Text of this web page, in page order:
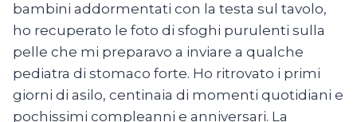
bambini addormentati con la testa sul tavolo,
ho recuperato le foto di sfoghi purulenti sulla
pelle che mi preparavo a inviare a qualche
pediatra di stomaco forte. Ho ritrovato i primi
giorni di asilo, centinaia di momenti quotidiani e
pochissimi compleanni e anniversari. La